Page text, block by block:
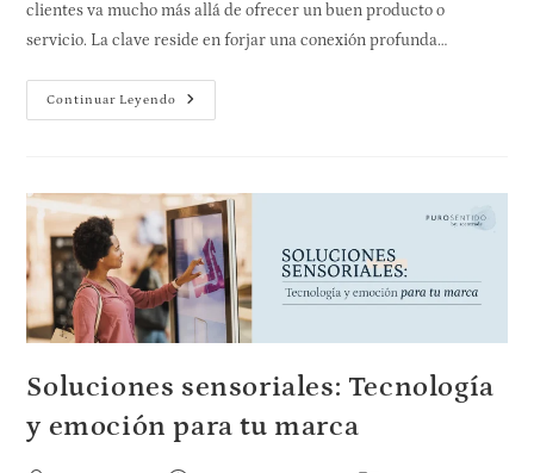
clientes va mucho más allá de ofrecer un buen producto o
servicio. La clave reside en forjar una conexión profunda…
Continuar Leyendo
Soluciones sensoriales: Tecnología
y emoción para tu marca